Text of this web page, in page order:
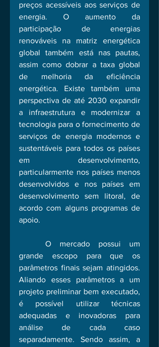
preços acessíveis aos serviços de
energia. O aumento da
participação de energias
renováveis na matriz energética
global também está nas pautas,
assim como dobrar a taxa global
de melhoria da eficiência
energética. Existe também uma
perspectiva de até 2030 expandir
a infraestrutura e modernizar a
tecnologia para o fornecimento de
serviços de energia modernos e
sustentáveis para todos os países
em desenvolvimento,
particularmente nos países menos
desenvolvidos e nos países em
desenvolvimento sem litoral, de
acordo com alguns programas de
apoio.
grande escopo para que os
parâmetros finais sejam atingidos.
Aliando esses parâmetros a um
projeto preliminar bem executado,
é possível utilizar técnicas
adequadas e inovadoras para
análise de cada caso
separadamente. Sendo assim, a